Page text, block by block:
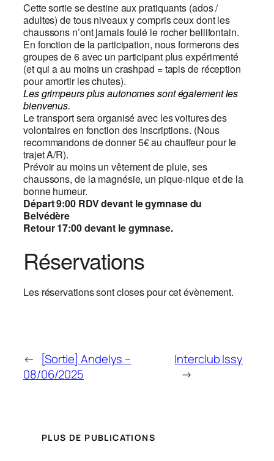
Cette sortie se destine aux pratiquants (ados /
adultes) de tous niveaux y compris ceux dont les
chaussons n’ont jamais foulé le rocher bellifontain.
En fonction de la participation, nous formerons des
groupes de 6 avec un participant plus expérimenté
(et qui a au moins un crashpad = tapis de réception
pour amortir les chutes).
Les grimpeurs plus autonomes sont également les
bienvenus.
Le transport sera organisé avec les voitures des
volontaires en fonction des inscriptions. (Nous
recommandons de donner 5€ au chauffeur pour le
trajet A/R).
Prévoir au moins un vêtement de pluie, ses
chaussons, de la magnésie, un pique-nique et de la
bonne humeur.
Départ 9:00 RDV devant le gymnase du
Belvédère
Retour 17:00 devant le gymnase.
Réservations
Les réservations sont closes pour cet évènement.
← [Sortie] Andelys –
08/06/2025
Interclub Issy
→
PLUS DE PUBLICATIONS